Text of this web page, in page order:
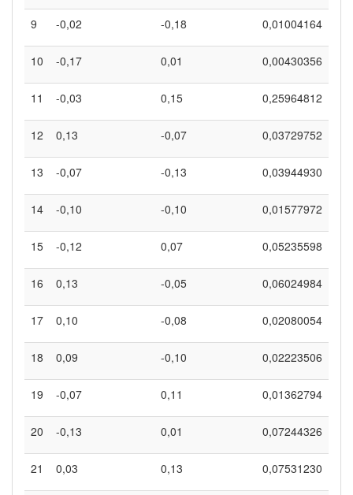
9 -0,02 -0,18 0,01004164
10 -0,17 0,01 0,00430356
11 -0,03 0,15 0,25964812
12 0,13 -0,07 0,03729752
13 -0,07 -0,13 0,03944930
14 -0,10 -0,10 0,01577972
15 -0,12 0,07 0,05235598
16 0,13 -0,05 0,06024984
17 0,10 -0,08 0,02080054
18 0,09 -0,10 0,02223506
19 -0,07 0,11 0,01362794
20 -0,13 0,01 0,07244326
21 0,03 0,13 0,07531230